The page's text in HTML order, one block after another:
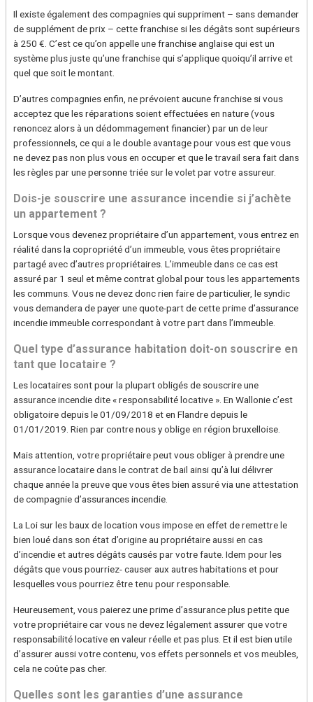
Il existe également des compagnies qui suppriment – sans demander
de supplément de prix – cette franchise si les dégâts sont supérieurs
à 250 €. C’est ce qu’on appelle une franchise anglaise qui est un
système plus juste qu’une franchise qui s’applique quoiqu’il arrive et
quel que soit le montant.
D’autres compagnies enfin, ne prévoient aucune franchise si vous
acceptez que les réparations soient effectuées en nature (vous
renoncez alors à un dédommagement financier) par un de leur
professionnels, ce qui a le double avantage pour vous est que vous
ne devez pas non plus vous en occuper et que le travail sera fait dans
les règles par une personne triée sur le volet par votre assureur.
Dois-je souscrire une assurance incendie si j’achète
un appartement ?
Lorsque vous devenez propriétaire d’un appartement, vous entrez en
réalité dans la copropriété d’un immeuble, vous êtes propriétaire
partagé avec d’autres propriétaires. L’immeuble dans ce cas est
assuré par 1 seul et même contrat global pour tous les appartements
les communs. Vous ne devez donc rien faire de particulier, le syndic
vous demandera de payer une quote-part de cette prime d’assurance
incendie immeuble correspondant à votre part dans l’immeuble.
Quel type d’assurance habitation doit-on souscrire en
tant que locataire ?
Les locataires sont pour la plupart obligés de souscrire une
assurance incendie dite « responsabilité locative ». En Wallonie c’est
obligatoire depuis le 01/09/2018 et en Flandre depuis le
01/01/2019. Rien par contre nous y oblige en région bruxelloise.
Mais attention, votre propriétaire peut vous obliger à prendre une
assurance locataire dans le contrat de bail ainsi qu’à lui délivrer
chaque année la preuve que vous êtes bien assuré via une attestation
de compagnie d’assurances incendie.
La Loi sur les baux de location vous impose en effet de remettre le
bien loué dans son état d’origine au propriétaire aussi en cas
d’incendie et autres dégâts causés par votre faute. Idem pour les
dégâts que vous pourriez- causer aux autres habitations et pour
lesquelles vous pourriez être tenu pour responsable.
Heureusement, vous paierez une prime d’assurance plus petite que
votre propriétaire car vous ne devez légalement assurer que votre
responsabilité locative en valeur réelle et pas plus. Et il est bien utile
d’assurer aussi votre contenu, vos effets personnels et vos meubles,
cela ne coûte pas cher.
Quelles sont les garanties d’une assurance